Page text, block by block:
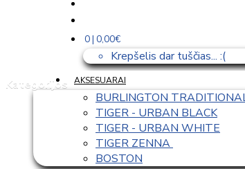
0 | 0,00€
Krepšelis dar tuščias... :(
Kategorijos
AKSESUARAI
BURLINGTON
TIGER - URBAN BLACK
TIGER - URBAN WHITE
TIGER ZENNA
BOSTON